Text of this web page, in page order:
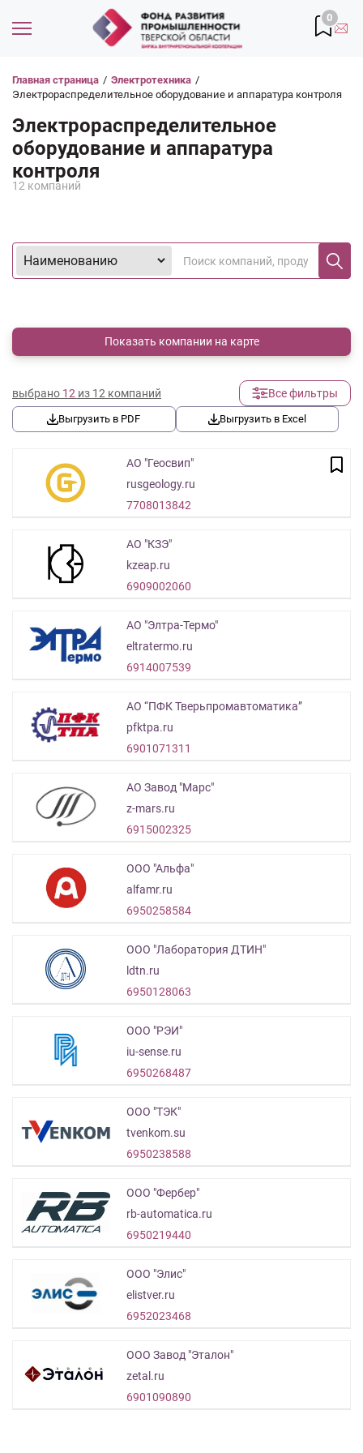
0
Главная страница / Электротехника /
Электрораспределительное оборудование и аппаратура контроля
Электрораспределительное
оборудование и аппаратура
контроля
12 компаний
Показать компании на карте
выбрано 12 из 12 компаний Все фильтры
Выгрузить в PDF Выгрузить в Excel
АО "Геосвип"
rusgeology.ru
7708013842
АО "КЗЭ"
kzeap.ru
6909002060
АО "Элтра-Термо"
eltratermo.ru
6914007539
АО “ПФК Тверьпромавтоматика”
pfktpa.ru
6901071311
АО Завод "Марс"
z-mars.ru
6915002325
ООО "Альфа"
alfamr.ru
6950258584
ООО "Лаборатория ДТИН"
ldtn.ru
6950128063
ООО "РЭИ"
iu-sense.ru
6950268487
ООО "ТЭК"
tvenkom.su
6950238588
ООО "Фербер"
rb-automatica.ru
6950219440
ООО "Элис"
elistver.ru
6952023468
ООО Завод "Эталон"
zetal.ru
6901090890